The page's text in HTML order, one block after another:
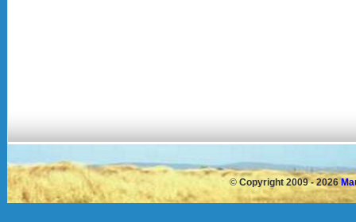
© Copyright 2009 - 2026